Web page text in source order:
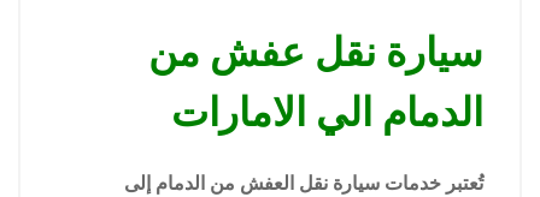
سيارة نقل عفش من
الدمام الي الامارات
تُعتبر خدمات سيارة نقل العفش من الدمام إلى